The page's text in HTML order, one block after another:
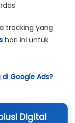
tracking yang
hari ini untuk
Google Ads?
Digital